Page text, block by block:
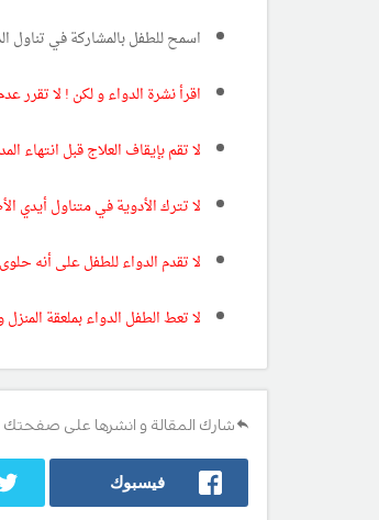
اسمح للطفل بالمشاركة في تناول
اقرأ نشرة الدواء و لكن ! لا تقرر
لا تقم بإيقاف العلاج قبل انتهاء
لا تترك الأدوية في متناول أيدي
لا تقدم الدواء للطفل على أنه
لا تعط الطفل الدواء بملعقة
شارك المقالة و انشرها على صفحتك
فيسبوك